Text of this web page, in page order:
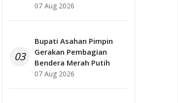
07 Aug 2026
03
Bupati Asahan Pimpin
Gerakan Pembagian
Bendera Merah Putih
07 Aug 2026